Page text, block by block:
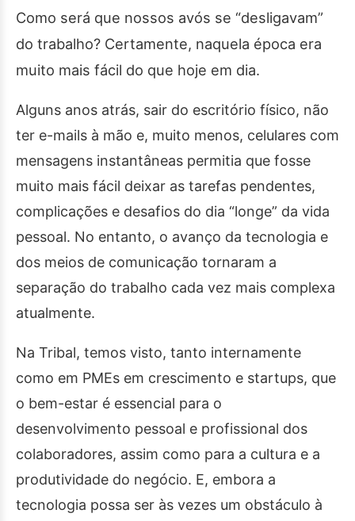
Como será que nossos avós se “desligavam”
do trabalho? Certamente, naquela época era
muito mais fácil do que hoje em dia.
Alguns anos atrás, sair do escritório físico, não
ter e-mails à mão e, muito menos, celulares com
mensagens instantâneas permitia que fosse
muito mais fácil deixar as tarefas pendentes,
complicações e desafios do dia “longe” da vida
pessoal. No entanto, o avanço da tecnologia e
dos meios de comunicação tornaram a
separação do trabalho cada vez mais complexa
atualmente.
Na Tribal, temos visto, tanto internamente
como em PMEs em crescimento e startups, que
o bem-estar é essencial para o
desenvolvimento pessoal e profissional dos
colaboradores, assim como para a cultura e a
produtividade do negócio. E, embora a
tecnologia possa ser às vezes um obstáculo à